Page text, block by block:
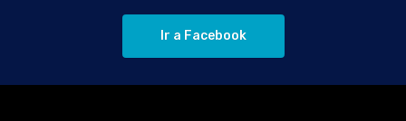
Ir a Facebook